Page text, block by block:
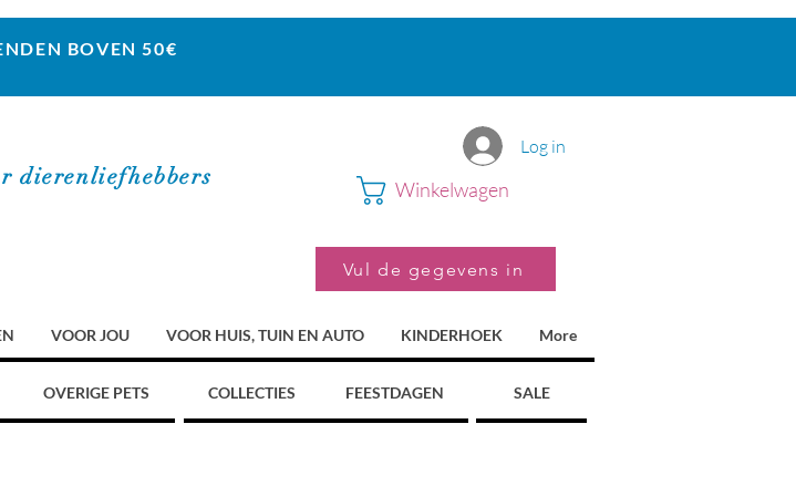
BOVEN 50€
dierenliefhebbers
Log in
Winkelwagen
Vul de gegevens in
VOOR JOU VOOR HUIS, TUIN EN AUTO KINDERHOEK More
OVERIGE PETS COLLECTIES FEESTDAGEN SALE